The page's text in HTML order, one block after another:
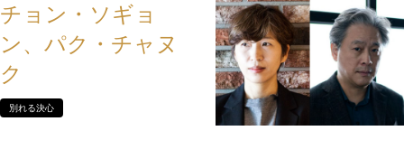
チョン・ソギョ
ン、パク・チャヌ
ク
別れる決心